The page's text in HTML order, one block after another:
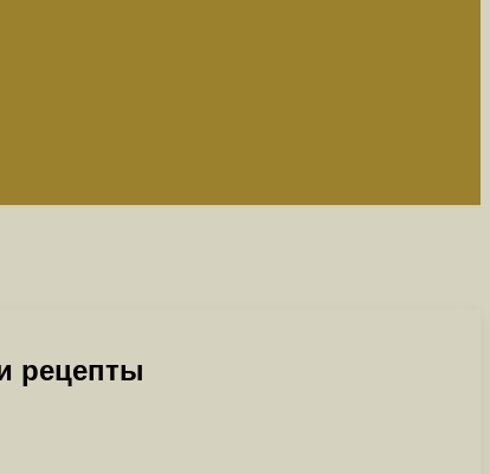
рецепты